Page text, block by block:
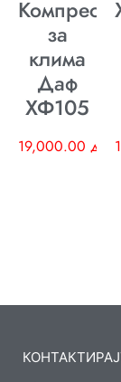
за
клима
Даф
ХФ105
19,000.00 ден